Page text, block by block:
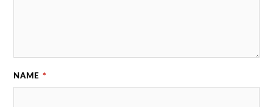
NAME *